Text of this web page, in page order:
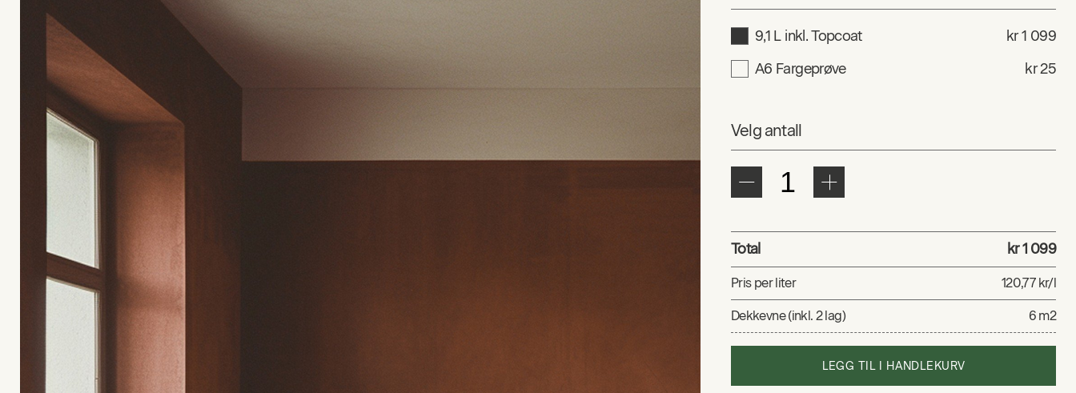
9,1 L inkl. Topcoat
kr 1 099
A6 Fargeprøve
kr 25
Velg antall
Total kr 1 099
Pris per liter 120,77 kr/l
Dekkevne (inkl. 2 lag) 6 m2
LEGG TIL I HANDLEKURV